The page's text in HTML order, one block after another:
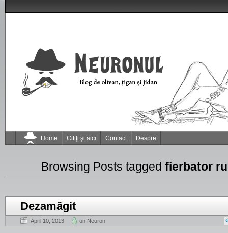
Home Citiţi şi aici Contact Despre
Browsing Posts tagged fierbator
Dezamăgit
April 10, 2013 un Neuron